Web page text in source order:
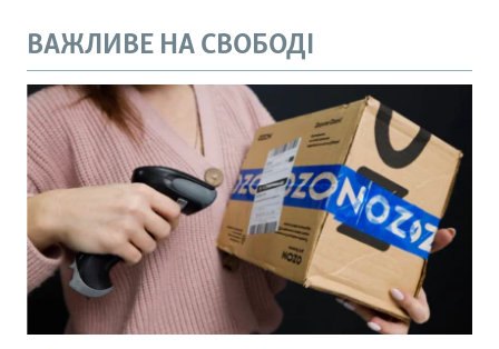
ВАЖЛИВЕ НА СВОБОДІ